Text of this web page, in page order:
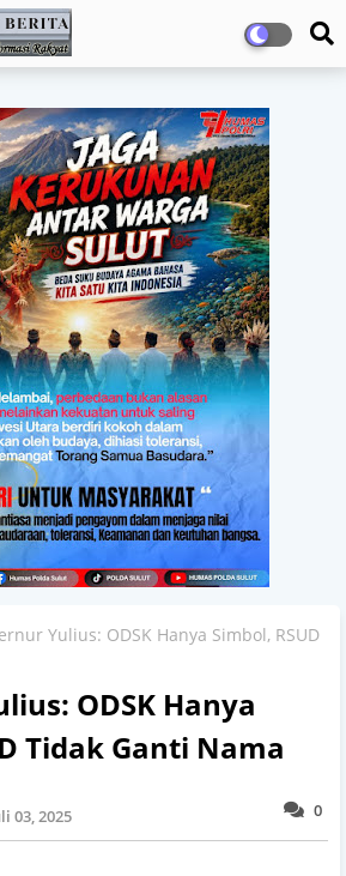
Yulius: ODSK Hanya Simbol, RSUD
ODSK Hanya
Tidak Ganti Nama
0
03, 2025